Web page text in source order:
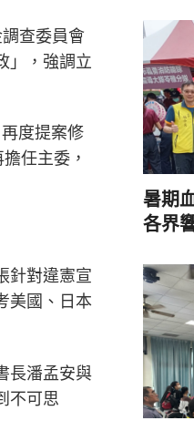
查委員會
」，強調立
度提案修
任主委，
針對違憲宣
美國、日本
長潘孟安與
不可思
暑期
各界